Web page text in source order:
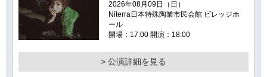
2026年08月09日（日）
Niterra日本特殊陶業市民会館 ビレッジホ
ール
開場：17:00 開演：18:00
> 公演詳細を見る